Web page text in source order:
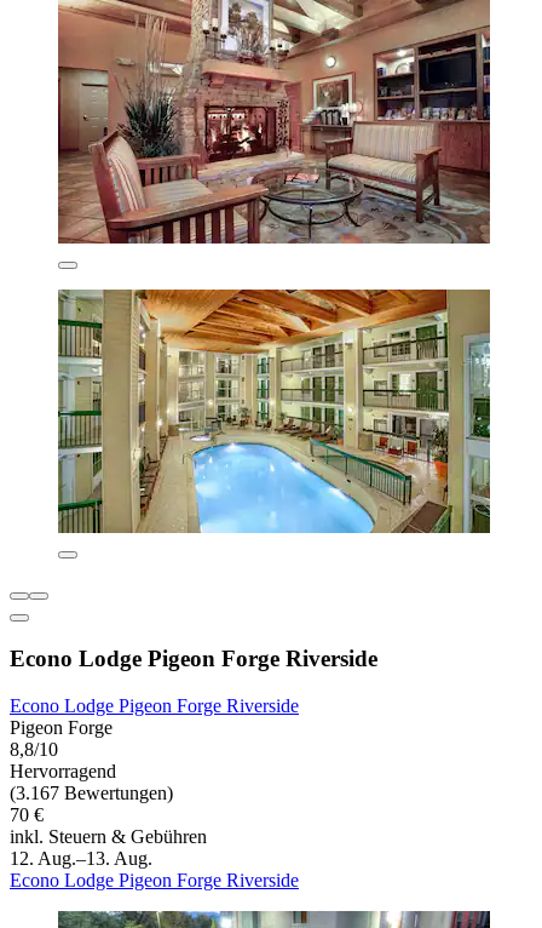
Econo Lodge Pigeon Forge Riverside
Econo Lodge Pigeon Forge Riverside
Pigeon Forge
8,8/10
Hervorragend
(3.167 Bewertungen)
70 €
inkl. Steuern & Gebühren
12. Aug.–13. Aug.
Econo Lodge Pigeon Forge Riverside